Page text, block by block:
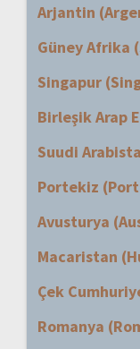
Arjantin
Güney Afrika
Singapur
Birleşik Arap
Suudi
Portekiz
Avusturya
Macaristan
Çek
Romanya